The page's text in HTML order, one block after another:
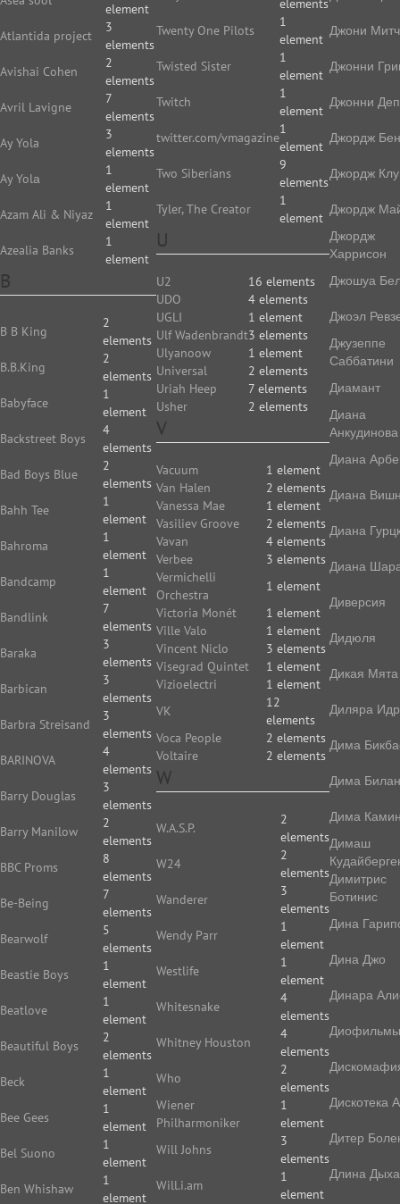
element
Atlantida project
3
elements
Avishai Cohen
2
elements
Avril Lavigne
7
elements
Ay Yola
3
elements
Ay Yolа
1
element
Azam Ali & Niyaz
1
element
Azealia Banks
1
element
B
B B King
2
elements
B.B.King
2
elements
Babyface
1
element
Backstreet Boys
4
elements
Bad Boys Blue
2
elements
Bahh Tee
1
element
Bahroma
1
element
Bandcamp
1
element
Bandlink
7
elements
Baraka
3
elements
Barbican
3
elements
Barbra Streisand
3
elements
BARINOVA
4
elements
Barry Douglas
3
elements
Barry Manilow
2
elements
BBC Proms
8
elements
Be-Being
7
elements
Bearwolf
5
elements
Beastie Boys
1
element
Beatlove
1
element
Beautiful Boys
2
elements
Beck
1
element
Bee Gees
1
element
Bel Suono
1
element
Ben Whishaw
1
element
elements
Twenty One Pilots
1
element
Twisted Sister
1
element
Twitch
1
element
twitter.com/vmagazine
1
element
Two Siberians
9
elements
Tyler, The Creator
1
element
U
U2
16 elements
UDO
4 elements
UGLI
1 element
Ulf Wadenbrandt3 elements
Ulyanoow
1 element
Universal
2 elements
Uriah Heep
7 elements
Usher
2 elements
V
Vacuum
1 element
Van Halen
2 elements
Vanessa Mae
1 element
Vasiliev Groove
2 elements
Vavan
4 elements
Verbee
3 elements
Vermichelli
Orchestra
1 element
Victoria Monét
1 element
Ville Valo
1 element
Vincent Niclo
3 elements
Visegrad Quintet
1 element
Vizioelectri
1 element
VK
12
elements
Voca People
2 elements
Voltaire
2 elements
W
W.A.S.P.
2
elements
W24
2
elements
Wanderer
3
elements
Wendy Parr
1
element
Westlife
1
element
Whitesnake
4
elements
Whitney Houston
4
elements
Who
2
elements
Wiener
Philharmoniker
1
element
Will Johns
3
elements
Will.i.am
1
element
Джони
Джонни
Джонни
Джордж
Джордж
Джордж
Джордж
Харрисон
Джошуа
Джоэл
Джузеппе
Саббатини
Диамант
Диана
Анкудинова
Диана
Диана
Диана
Диана
Диверсия
Дидюля
Дикая Мята
Диляра
Дима
Дима Билан
Дима
Димаш
Димитрис
Ботинис
Дина
Дина Джо
Динара
Диофильмы
Дискотека
Дитер
Длина